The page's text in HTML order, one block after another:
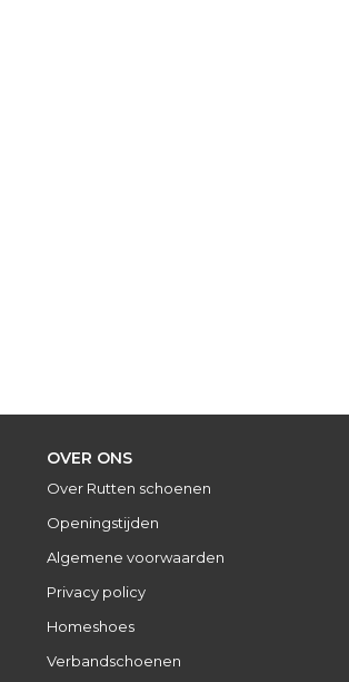
OVER ONS
Over Rutten schoenen
Openingstijden
Algemene voorwaarden
Privacy policy
Homeshoes
Verbandschoenen